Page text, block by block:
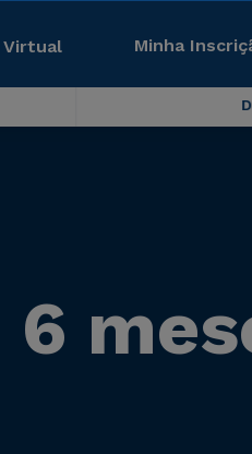
Virtual Minha